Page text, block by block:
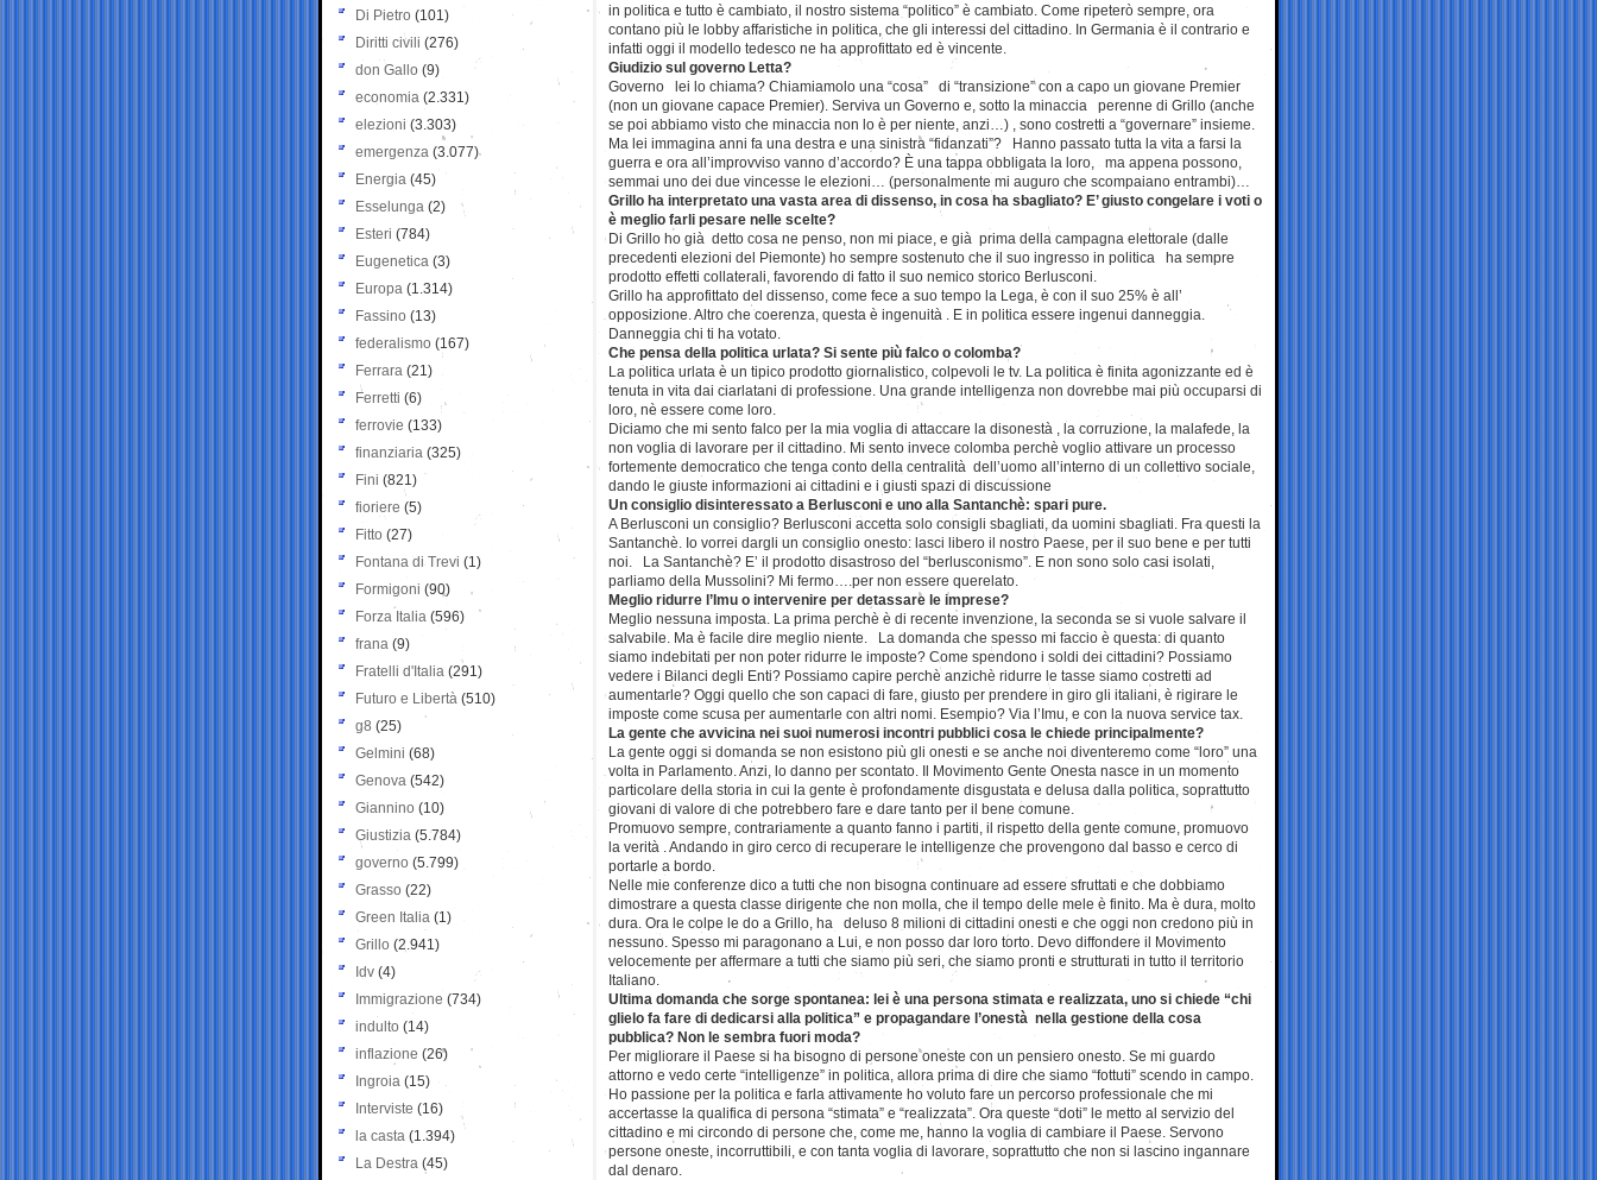
in politica e tutto è cambiato, il nostro sistema “politico” è cambiato. Come ripeterò sempre, ora
contano più le lobby affaristiche in politica, che gli interessi del cittadino. In Germania è il contrario e
infatti oggi il modello tedesco ne ha approfittato ed è vincente.
Giudizio sul governo Letta?
Governo lei lo chiama? Chiamiamolo una “cosa” di “transizione” con a capo un giovane Premier
(non un giovane capace Premier). Serviva un Governo e, sotto la minaccia perenne di Grillo (anche
se poi abbiamo visto che minaccia non lo è per niente, anzi…) , sono costretti a “governare” insieme.
Ma lei immagina anni fa una destra e una sinistra “fidanzati”? Hanno passato tutta la vita a farsi la
guerra e ora all’improvviso vanno d’accordo? È una tappa obbligata la loro, ma appena possono,
semmai uno dei due vincesse le elezioni… (personalmente mi auguro che scompaiano entrambi)…
Grillo ha interpretato una vasta area di dissenso, in cosa ha sbagliato? E’ giusto congelare i voti o
è meglio farli pesare nelle scelte?
Di Grillo ho già detto cosa ne penso, non mi piace, e già prima della campagna elettorale (dalle
precedenti elezioni del Piemonte) ho sempre sostenuto che il suo ingresso in politica ha sempre
prodotto effetti collaterali, favorendo di fatto il suo nemico storico Berlusconi.
Grillo ha approfittato del dissenso, come fece a suo tempo la Lega, è con il suo 25% è all’
opposizione. Altro che coerenza, questa è ingenuità . E in politica essere ingenui danneggia.
Danneggia chi ti ha votato.
Che pensa della politica urlata? Si sente più falco o colomba?
La politica urlata è un tipico prodotto giornalistico, colpevoli le tv. La politica è finita agonizzante ed è
tenuta in vita dai ciarlatani di professione. Una grande intelligenza non dovrebbe mai più occuparsi di
loro, nè essere come loro.
Diciamo che mi sento falco per la mia voglia di attaccare la disonestà , la corruzione, la malafede, la
non voglia di lavorare per il cittadino. Mi sento invece colomba perchè voglio attivare un processo
fortemente democratico che tenga conto della centralità dell’uomo all’interno di un collettivo sociale,
dando le giuste informazioni ai cittadini e i giusti spazi di discussione
Un consiglio disinteressato a Berlusconi e uno alla Santanchè: spari pure.
A Berlusconi un consiglio? Berlusconi accetta solo consigli sbagliati, da uomini sbagliati. Fra questi la
Santanchè. Io vorrei dargli un consiglio onesto: lasci libero il nostro Paese, per il suo bene e per tutti
noi. La Santanchè? E’ il prodotto disastroso del “berlusconismo”. E non sono solo casi isolati,
parliamo della Mussolini? Mi fermo….per non essere querelato.
Meglio ridurre l’Imu o intervenire per detassare le imprese?
Meglio nessuna imposta. La prima perchè è di recente invenzione, la seconda se si vuole salvare il
salvabile. Ma è facile dire meglio niente. La domanda che spesso mi faccio è questa: di quanto
siamo indebitati per non poter ridurre le imposte? Come spendono i soldi dei cittadini? Possiamo
vedere i Bilanci degli Enti? Possiamo capire perchè anzichè ridurre le tasse siamo costretti ad
aumentarle? Oggi quello che son capaci di fare, giusto per prendere in giro gli italiani, è rigirare le
imposte come scusa per aumentarle con altri nomi. Esempio? Via l’Imu, e con la nuova service tax.
La gente che avvicina nei suoi numerosi incontri pubblici cosa le chiede principalmente?
La gente oggi si domanda se non esistono più gli onesti e se anche noi diventeremo come “loro” una
volta in Parlamento. Anzi, lo danno per scontato. Il Movimento Gente Onesta nasce in un momento
particolare della storia in cui la gente è profondamente disgustata e delusa dalla politica, soprattutto
giovani di valore di che potrebbero fare e dare tanto per il bene comune.
Promuovo sempre, contrariamente a quanto fanno i partiti, il rispetto della gente comune, promuovo
la verità . Andando in giro cerco di recuperare le intelligenze che provengono dal basso e cerco di
portarle a bordo.
Nelle mie conferenze dico a tutti che non bisogna continuare ad essere sfruttati e che dobbiamo
dimostrare a questa classe dirigente che non molla, che il tempo delle mele è finito. Ma è dura, molto
dura. Ora le colpe le do a Grillo, ha deluso 8 milioni di cittadini onesti e che oggi non credono più in
nessuno. Spesso mi paragonano a Lui, e non posso dar loro torto. Devo diffondere il Movimento
velocemente per affermare a tutti che siamo più seri, che siamo pronti e strutturati in tutto il territorio
Italiano.
Ultima domanda che sorge spontanea: lei è una persona stimata e realizzata, uno si chiede “chi
glielo fa fare di dedicarsi alla politica” e propagandare l’onestà nella gestione della cosa
pubblica? Non le sembra fuori moda?
Per migliorare il Paese si ha bisogno di persone oneste con un pensiero onesto. Se mi guardo
attorno e vedo certe “intelligenze” in politica, allora prima di dire che siamo “fottuti” scendo in campo.
Ho passione per la politica e farla attivamente ho voluto fare un percorso professionale che mi
accertasse la qualifica di persona “stimata” e “realizzata”. Ora queste “doti” le metto al servizio del
cittadino e mi circondo di persone che, come me, hanno la voglia di cambiare il Paese. Servono
persone oneste, incorruttibili, e con tanta voglia di lavorare, soprattutto che non si lascino ingannare
dal denaro.
Di Pietro (101)
Diritti civili (276)
don Gallo (9)
economia (2.331)
elezioni (3.303)
emergenza (3.077)
Energia (45)
Esselunga (2)
Esteri (784)
Eugenetica (3)
Europa (1.314)
Fassino (13)
federalismo (167)
Ferrara (21)
Ferretti (6)
ferrovie (133)
finanziaria (325)
Fini (821)
fioriere (5)
Fitto (27)
Fontana di Trevi (1)
Formigoni (90)
Forza Italia (596)
frana (9)
Fratelli d'Italia (291)
Futuro e Libertà (510)
g8 (25)
Gelmini (68)
Genova (542)
Giannino (10)
Giustizia (5.784)
governo (5.799)
Grasso (22)
Green Italia (1)
Grillo (2.941)
Idv (4)
Immigrazione (734)
indulto (14)
inflazione (26)
Ingroia (15)
Interviste (16)
la casta (1.394)
La Destra (45)